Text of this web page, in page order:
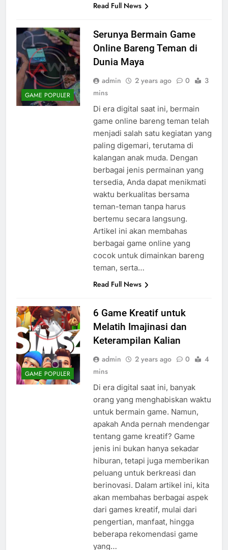
Read Full News
GAME POPULER
Serunya Bermain Game
Online Bareng Teman di
Dunia Maya
admin 2 years ago 0
3
mins
Di era digital saat ini, bermain
game online bareng teman telah
menjadi salah satu kegiatan yang
paling digemari, terutama di
kalangan anak muda. Dengan
berbagai jenis permainan yang
tersedia, Anda dapat menikmati
waktu berkualitas bersama
teman-teman tanpa harus
bertemu secara langsung.
Artikel ini akan membahas
berbagai game online yang
cocok untuk dimainkan bareng
teman, serta…
Read Full News
GAME POPULER
6 Game Kreatif untuk
Melatih Imajinasi dan
Keterampilan Kalian
admin 2 years ago 0
4
mins
Di era digital saat ini, banyak
orang yang menghabiskan waktu
untuk bermain game. Namun,
apakah Anda pernah mendengar
tentang game kreatif? Game
jenis ini bukan hanya sekadar
hiburan, tetapi juga memberikan
peluang untuk berkreasi dan
berinovasi. Dalam artikel ini, kita
akan membahas berbagai aspek
dari games kreatif, mulai dari
pengertian, manfaat, hingga
beberapa rekomendasi game
yang…